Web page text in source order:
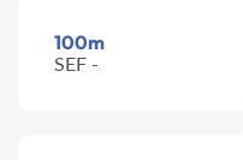
100m
SEF -